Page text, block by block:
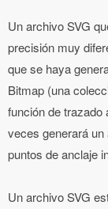
Un archivo SVG
precisión muy
que se haya
Bitmap (una
función de trazado
veces generará
puntos de anclaje
Un archivo SVG